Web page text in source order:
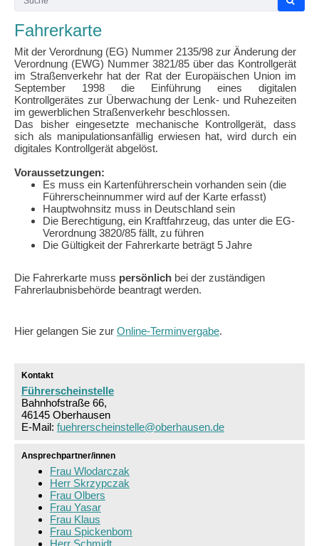
Fahrerkarte
Mit der Verordnung (EG) Nummer 2135/98 zur Änderung der
Verordnung (EWG) Nummer 3821/85 über das Kontrollgerät
im Straßenverkehr hat der Rat der Europäischen Union im
September 1998 die Einführung eines digitalen
Kontrollgerätes zur Überwachung der Lenk- und Ruhezeiten
im gewerblichen Straßenverkehr beschlossen.
Das bisher eingesetzte mechanische Kontrollgerät, dass
sich als manipulationsanfällig erwiesen hat, wird durch ein
digitales Kontrollgerät abgelöst.
Voraussetzungen:
Es muss ein Kartenführerschein vorhanden sein (die
Führerscheinnummer wird auf der Karte erfasst)
Hauptwohnsitz muss in Deutschland sein
Die Berechtigung, ein Kraftfahrzeug, das unter die EG-
Verordnung 3820/85 fällt, zu führen
Die Gültigkeit der Fahrerkarte beträgt 5 Jahre
Die Fahrerkarte muss persönlich bei der zuständigen
Fahrerlaubnisbehörde beantragt werden.
Hier gelangen Sie zur Online-Terminvergabe.
Kontakt
Führerscheinstelle
Bahnhofstraße 66,
46145 Oberhausen
E-Mail: fuehrerscheinstelle@oberhausen.de
Ansprechpartner/innen
Frau Wlodarczak
Herr Skrzypczak
Frau Olbers
Frau Yasar
Frau Klaus
Frau Spickenbom